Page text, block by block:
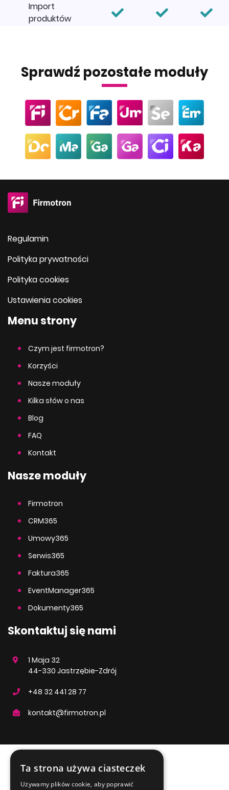
Import
produktów
Sprawdź pozostałe moduły
Regulamin
Polityka prywatności
Polityka cookies
Ustawienia cookies
Menu strony
Czym jest firmotron?
Korzyści
Nasze moduły
Kilka słów o nas
Blog
FAQ
Kontakt
Nasze moduły
Firmotron
CRM365
Umowy365
Serwis365
Faktura365
EventManager365
Dokumenty365
Skontaktuj się nami
1 Maja 32
44-330 Jastrzębie-Zdrój
+48 32 441 28 77
kontakt@firmotron.pl
ENGLISH
Ta strona używa ciasteczek
Używamy plików cookie, aby poprawić